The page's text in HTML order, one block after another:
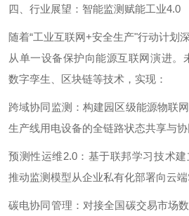
四、行业展望：智能监测赋能工业4.0
随着“工业互联网+安全生产"行动计划
从单一设备保护向能源互联网演进。
数字孪生、区块链等技术，实现：
跨域协同监测：构建园区级能源物联
生产线用电设备的全链路状态共享与协
预测性运维2.0：基于联邦学习技术建
推动监测模型从企业私有化部署向云端
碳电协同管理：对接全国碳交易市场